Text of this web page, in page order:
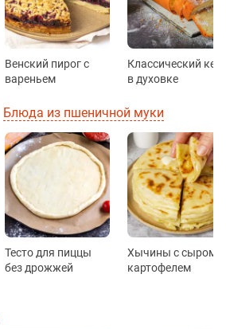
Венский пирог с
вареньем
Классический
в духовке
Блюда из пшеничной муки
Тесто для пиццы
без дрожжей
Хычины с сыром и
картофелем